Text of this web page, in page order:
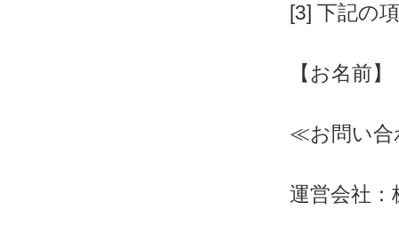
[3] 下記の
【お名前
≪お問い
運営会社：